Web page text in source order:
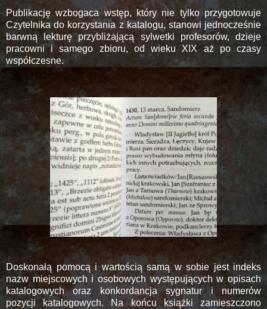
Publikację wzbogaca wstęp, który nie tylko przygotowuje
Czytelnika do korzystania z katalogu, stanowi jednocześnie
barwną lekturę przybliżającą sylwetki profesorów, dzieje
pracowni i samego zbioru, od wieku XIX aż po czasy
współczesne.
Doskonałą pomocą i wartością samą w sobie jest indeks
nazw miejscowych i osobowych występujących w opisach
katalogowych oraz konkordancja sygnatur i numerów
pozycji katalogowych. Na końcu książki zamieszczono